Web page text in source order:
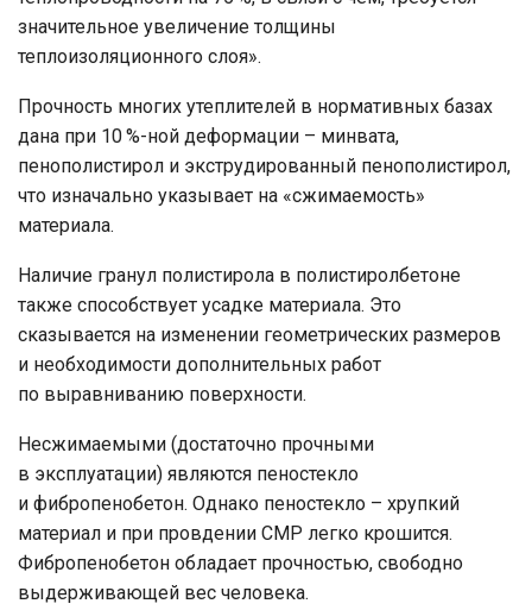
значительное увеличение толщины
теплоизоляционного слоя».
Прочность многих утеплителей в нормативных базах
дана при 10 %-ной деформации – минвата,
пенополистирол и экструдированный пенополистирол,
что изначально указывает на «сжимаемость»
материала.
Наличие гранул полистирола в полистиролбетоне
также способствует усадке материала. Это
сказывается на изменении геометрических размеров
и необходимости дополнительных работ
по выравниванию поверхности.
Несжимаемыми (достаточно прочными
в эксплуатации) являются пеностекло
и фибропенобетон. Однако пеностекло – хрупкий
материал и при провдении СМР легко крошится.
Фибропенобетон обладает прочностью, свободно
выдерживающей вес человека.